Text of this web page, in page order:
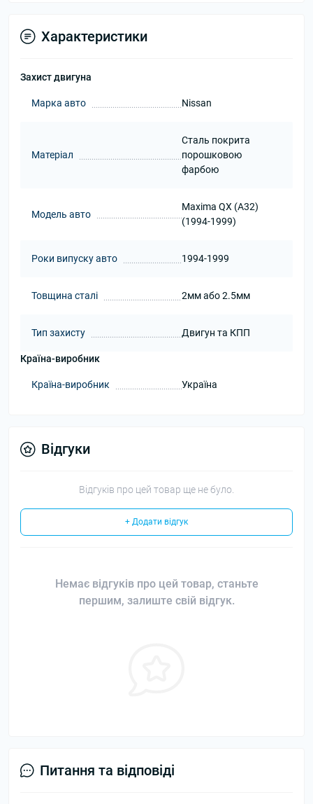
Характеристики
Захист двигуна
Марка авто Nissan
Матеріал
Сталь покрита
порошковою
фарбою
Модель авто
Maxima QX (A32)
(1994-1999)
Роки випуску авто 1994-1999
Товщина сталі 2мм або 2.5мм
Тип захисту Двигун та КПП
Країна-виробник
Країна-виробник Україна
Відгуки
Відгуків про цей товар ще не було.
+ Додати відгук
Немає відгуків про цей товар, станьте
першим, залиште свій відгук.
Питання та відповіді